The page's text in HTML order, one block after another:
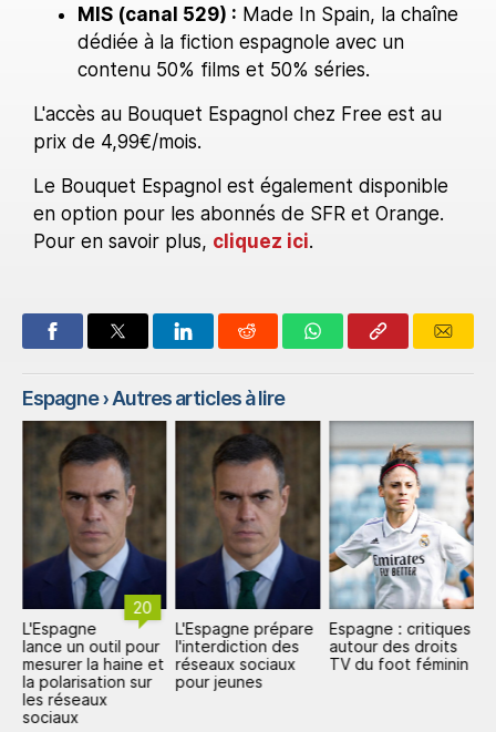
MIS (canal 529) : Made In Spain, la chaîne
dédiée à la fiction espagnole avec un
contenu 50% films et 50% séries.
L'accès au Bouquet Espagnol chez Free est au
prix de 4,99€/mois.
Le Bouquet Espagnol est également disponible
en option pour les abonnés de SFR et Orange.
Pour en savoir plus, cliquez ici.
Espagne› Autres articles à lire
20
L'Espagne
lance un outil pour
mesurer la haine et
la polarisation sur
les réseaux
sociaux
L'Espagne prépare
l'interdiction des
réseaux sociaux
pour jeunes
Espagne : critiques
autour des droits
TV du foot féminin